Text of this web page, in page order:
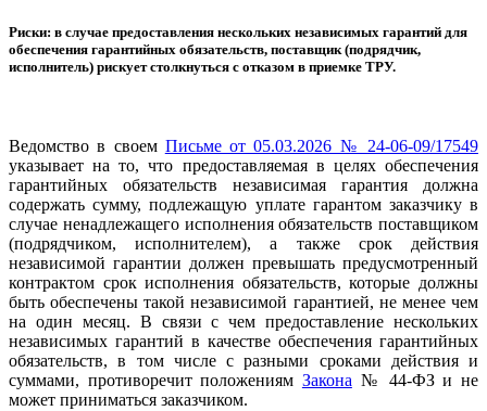
Риски: в случае предоставления нескольких независимых гарантий для
обеспечения гарантийных обязательств, поставщик (подрядчик,
исполнитель) рискует столкнуться с отказом в приемке ТРУ.
Ведомство в своем Письме от 05.03.2026 № 24-06-09/17549
указывает на то, что предоставляемая в целях обеспечения
гарантийных обязательств независимая гарантия должна
содержать сумму, подлежащую уплате гарантом заказчику в
случае ненадлежащего исполнения обязательств поставщиком
(подрядчиком, исполнителем), а также срок действия
независимой гарантии должен превышать предусмотренный
контрактом срок исполнения обязательств, которые должны
быть обеспечены такой независимой гарантией, не менее чем
на один месяц. В связи с чем предоставление нескольких
независимых гарантий в качестве обеспечения гарантийных
обязательств, в том числе с разными сроками действия и
суммами, противоречит положениям Закона № 44-ФЗ и не
может приниматься заказчиком.